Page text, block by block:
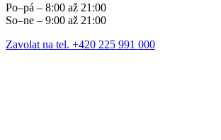
Po–pá – 8:00 až 21:00
So–ne – 9:00 až 21:00
Zavolat na tel. +420 225 991 000